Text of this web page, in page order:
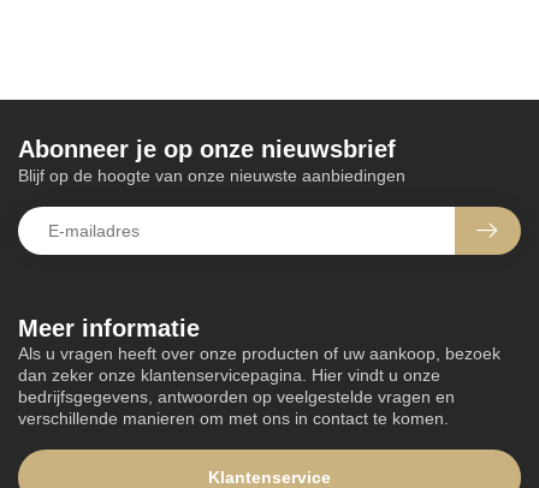
Meer informatie
Als u vragen heeft over onze producten of uw aankoop, bezoek
dan zeker onze klantenservicepagina. Hier vindt u onze
bedrijfsgegevens, antwoorden op veelgestelde vragen en
verschillende manieren om met ons in contact te komen.
Klantenservice
Abonneer je op onze nieuwsbrief
Blijf op de hoogte van onze nieuwste aanbiedingen